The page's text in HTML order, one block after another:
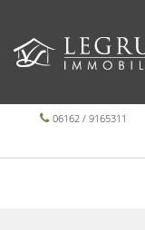
06162 / 9165311